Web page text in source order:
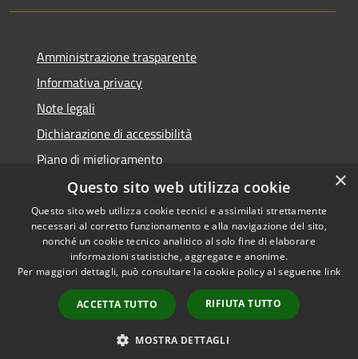
Amministrazione trasparente
Informativa privacy
Note legali
Dichiarazione di accessibilità
Piano di miglioramento
Accessibilità
Privacy
Mappa del sito
Copyright © 2026 • Comune di
Castiglion Fiorentino •
Powered byMunicipium •
Accesso redazione
×
Questo sito web utilizza cookie
Questo sito web utilizza cookie tecnici e assimilati strettamente
necessari al corretto funzionamento e alla navigazione del sito,
nonché un cookie tecnico analitico al solo fine di elaborare
informazioni statistiche, aggregate e anonime.
Per maggiori dettagli, può consultare la cookie policy al seguente link
ACCETTA TUTTO RIFIUTA TUTTO
MOSTRA DETTAGLI